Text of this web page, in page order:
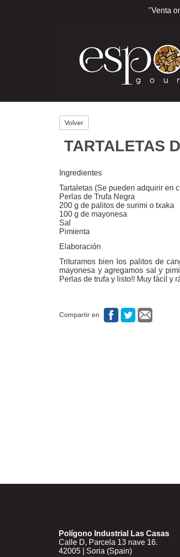
"Venta
Volver
TARTALETAS
Ingredientes
Tartaletas (Se pueden adquirir en
Perlas de Trufa Negra
200 g de palitos de surimi o txaka
100 g de mayonesa
Sal
Pimienta
Elaboración
Trituramos bien los palitos de
mayonesa y agregamos sal y
Perlas de trufa y listo!! Muy fácil y
Compartir en
Polígono Industrial Las Casas
Calle D, Parcela 13 nave 16.
42005 | Soria (Spain)